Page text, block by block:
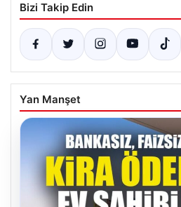
Bizi Takip Edin
Yan Manşet